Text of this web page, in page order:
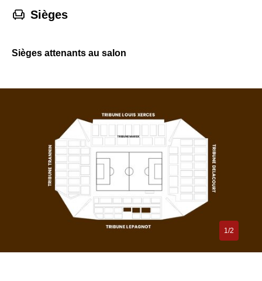
􁐴 Sièges
Sièges attenants au salon
1/2